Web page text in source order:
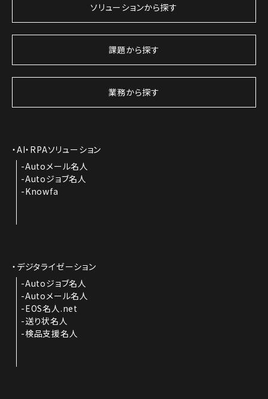
ソリューションから探す
課題から探す
業務から探す
AI・RPAソリューション
Autoメール名人
Autoジョブ名人
Knowfa
デジタライゼーション
Autoジョブ名人
Autoメール名人
EOS名人.net
送り状名人
検品支援名人